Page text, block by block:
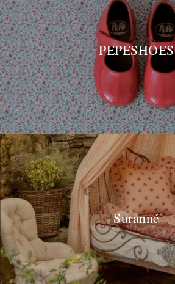
PEPESHOES
Suranné